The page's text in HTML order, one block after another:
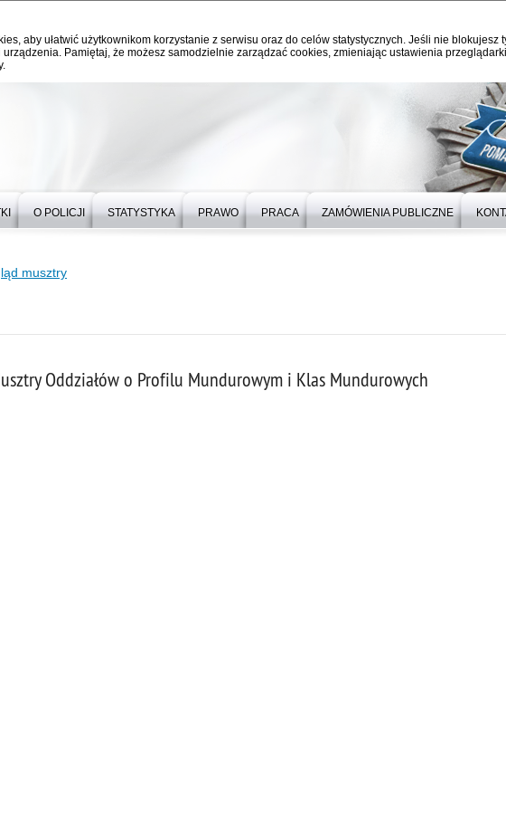
aby ułatwić użytkownikom korzystanie z serwisu oraz do celów statystycznych. Jeśli nie blokujesz
Pamiętaj, że możesz samodzielnie zarządzać cookies, zmieniając ustawienia
O POLICJI STATYSTYKA PRAWO PRACA ZAMÓWIENIA PUBLICZNE
musztry
Oddziałów o Profilu Mundurowym i Klas Mundurowych